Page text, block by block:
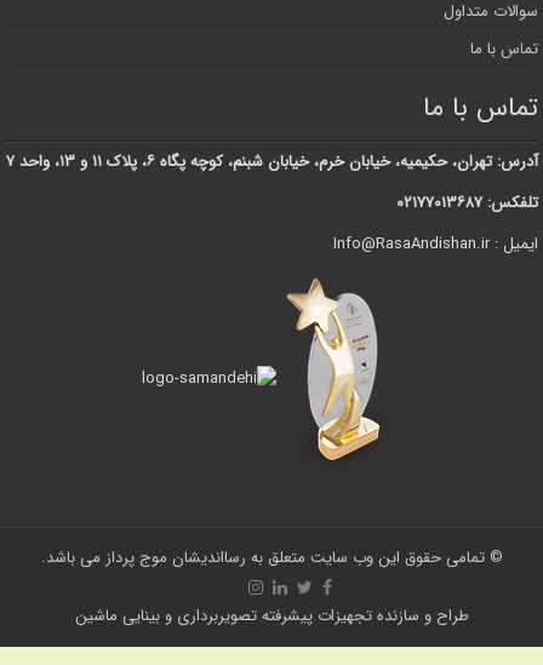
سوالات متداول
تماس با ما
تماس با ما
آدرس: تهران، حکیمیه، خیابان خرم، خیابان شبنم، کوچه پگاه ۶، پلاک ۱۱ و ۱۳، واحد ۷
تلفکس: ۰۲۱۷۷۰۱۳۶۸۷
ایمیل : Info@RasaAndishan.ir
© تمامی حقوق این وب سایت متعلق به رسااندیشان موج پرداز می باشد.
طراح و سازنده تجهیزات پیشرفته تصویربرداری و بینایی ماشین